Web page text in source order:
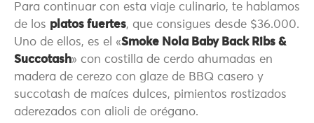
Para continuar con esta viaje culinario, te hablamos
de los platos fuertes, que consigues desde $36.000.
Uno de ellos, es el «Smoke Nola Baby Back Ribs &
Succotash» con costilla de cerdo ahumadas en
madera de cerezo con glaze de BBQ casero y
succotash de maíces dulces, pimientos rostizados
aderezados con alioli de orégano.